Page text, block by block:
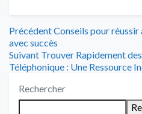
Navigation
de
l’article
PrécédentArticle
précédent
:
Conseils pour
avec succès
Suivant Article
suivant
Trouver Rapidement
Téléphonique : Une Ressource
Rechercher